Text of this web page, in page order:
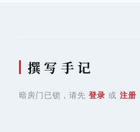
撰 写 手 记
暗房门已锁，请先 登录 或 注册